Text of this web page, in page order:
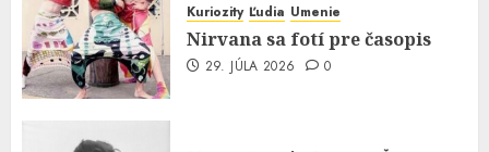
Kuriozity Ľudia Umenie
Nirvana sa fotí pre časopis
29. JÚLA 2026 0